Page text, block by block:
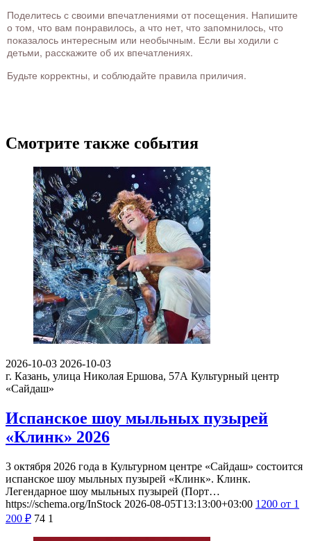
Поделитесь с своими впечатлениями от посещения. Напишите
о том, что вам понравилось, а что нет, что запомнилось, что
показалось интересным или необычным. Если вы ходили с
детьми, расскажите об их впечатлениях.
Будьте корректны, и соблюдайте правила приличия.
Смотрите также события
2026-10-03 2026-10-03
г. Казань, улица Николая Ершова, 57А Культурный центр
«Сайдаш»
Испанское шоу мыльных пузырей
«Клинк» 2026
3 октября 2026 года в Культурном центре «Сайдаш» состоится
испанское шоу мыльных пузырей «Клинк». Клинк.
Легендарное шоу мыльных пузырей (Порт…
https://schema.org/InStock 2026-08-05T13:13:00+03:00 1200 от 1
200 ₽ 74 1